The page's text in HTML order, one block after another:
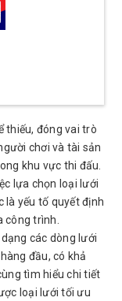
thiếu, đóng vai trò
chơi và tài sản
khu vực thi đấu.
lựa chọn loại lưới
là yếu tố quyết định
công trình.
các dòng lưới
đầu, có khả
tìm hiểu chi tiết
loại lưới tối ưu